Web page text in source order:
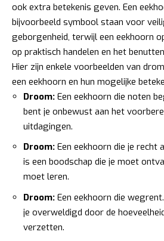
ook extra betekenis geven. Een
bijvoorbeeld symbool staan voor
geborgenheid, terwijl een eekhoorn
op praktisch handelen en het
Hier zijn enkele voorbeelden van
een eekhoorn en hun mogelijke
Droom: Een eekhoorn die noten
bent je onbewust aan het
uitdagingen.
Droom: Een eekhoorn die je recht
is een boodschap die je moet
moet leren.
Droom: Een eekhoorn die wegrent.
je overweldigd door de
verzetten.